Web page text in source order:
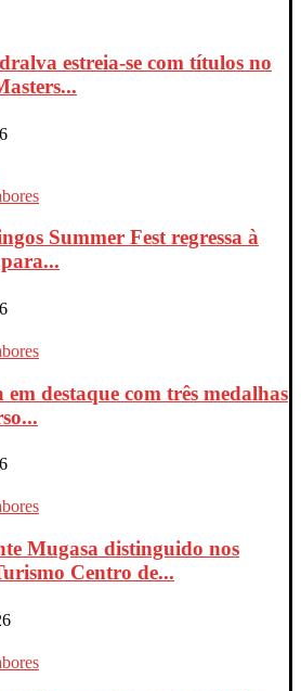
estreia-se com títulos no
Summer Fest regressa à
destaque com três medalhas
Mugasa distinguido nos
Centro de...